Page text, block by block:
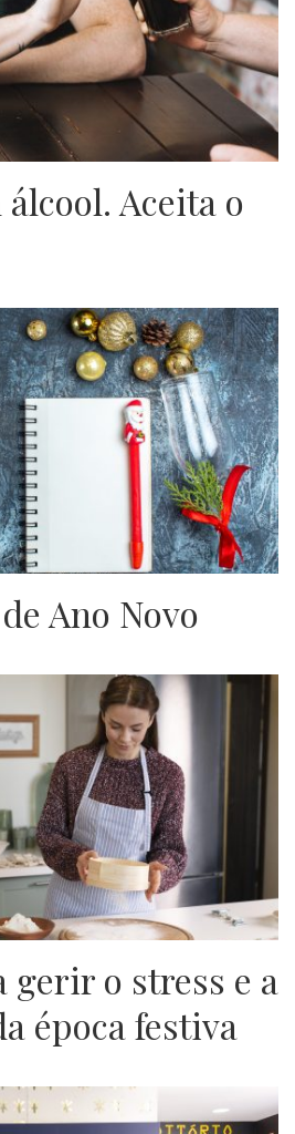
Aceita o
Ano Novo
gerir o stress e a
época festiva